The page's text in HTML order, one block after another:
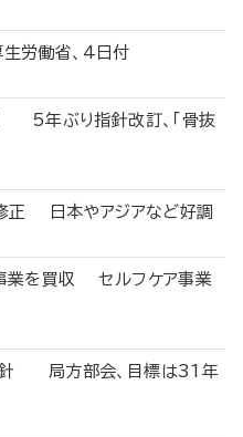
労働省、4日付
5年ぶり指針改訂、「骨抜
修正 日本やアジアなど好調
業を買収 セルフケア事業
針 局方部会、目標は31年